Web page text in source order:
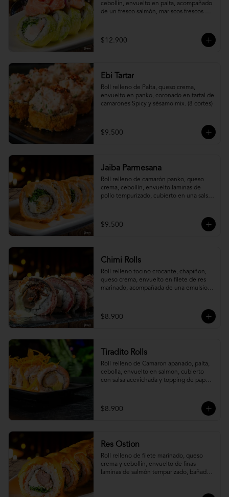
cebollín, envuelto en palta, acompañado
de un fresco salmón, mariscos frescos en
$12.900
Ebi Tartar
Roll relleno de Palta, queso crema,
envuelto en panko, coronado en tartal de
camarones Spicy y sésamo mix. (8 cortes)
$9.500
Jaiba Parmesana
Roll relleno de camarón panko, queso
crema, cebollín, envuelto laminas de
pollo tempurizado, cubierto en una salsa
$9.500
Chimi Rolls
Roll relleno tocino crocante, chapiñon,
queso crema, envuelto en filete de res
marinado, acompañada de una emulsion
$8.900
Tiradito Rolls
Roll relleno de Camaron apanado, palta,
cebolla, envuelto en salmon, cubierto
con salsa acevichada y topping de papa
$8.900
Res Ostion
Roll relleno de filete marinado, queso
crema y cebollín, envuelto de finas
laminas de salmón tempurizado, bañada